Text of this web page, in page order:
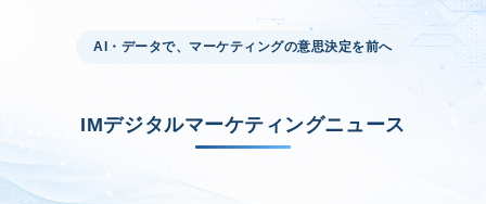
AI・データで、マーケティングの意思決定を前へ
IMデジタルマーケティングニュース